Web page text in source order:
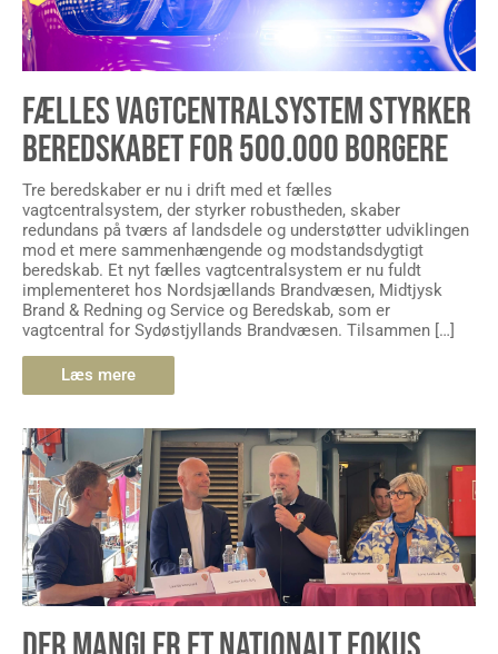
FÆLLES VAGTCENTRALSYSTEM STYRKER
BEREDSKABET FOR 500.000 BORGERE
Tre beredskaber er nu i drift med et fælles
vagtcentralsystem, der styrker robustheden, skaber
redundans på tværs af landsdele og understøtter udviklingen
mod et mere sammenhængende og modstandsdygtigt
beredskab. Et nyt fælles vagtcentralsystem er nu fuldt
implementeret hos Nordsjællands Brandvæsen, Midtjysk
Brand & Redning og Service og Beredskab, som er
vagtcentral for Sydøstjyllands Brandvæsen. Tilsammen […]
Læs mere